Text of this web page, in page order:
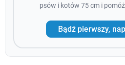
psów i kotów 75 cm i
Bądź pierwszy,